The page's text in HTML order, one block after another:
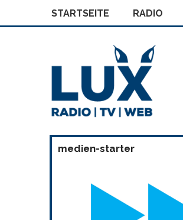
STARTSEITE RADIO
medien-starter